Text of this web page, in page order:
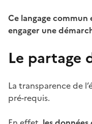
Ce langage commun
engager une
Le partage
La transparence de
pré-requis.